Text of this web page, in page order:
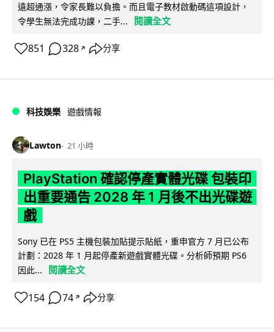
遠超通漲，令家長難以負擔。而且電子教材啟動碼這項設計，
令學生無法完成功課，二手...
閱讀全文
851 328 ↗ 分享
科技娛樂 遊戲情報
Lawton 21 小時
PlayStation 確認停產實體光碟 包裝印
出重要通告 2028 年 1 月後不出光碟遊
戲
Sony 已在 PS5 主機包裝加貼提示貼紙，重申官方 7 月已公布
計劃：2028 年 1 月起停產新遊戲實體光碟。分析師預期 PS6
因此...
閱讀全文
154 74 ↗ 分享